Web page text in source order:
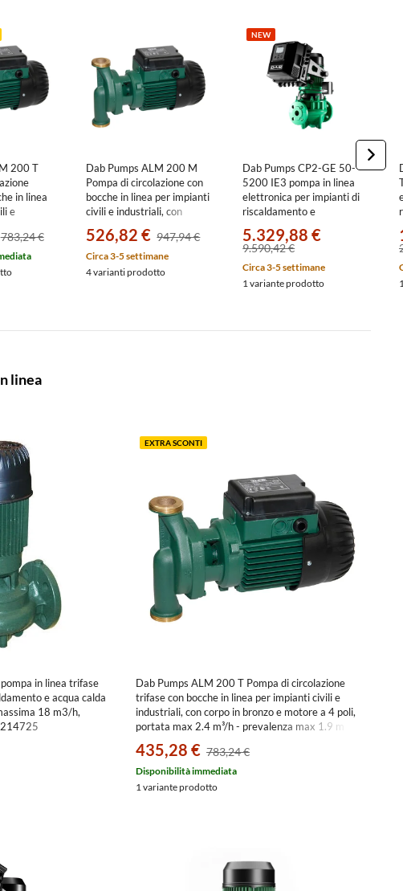
200 T
in linea
e
a 4 poli,
m³/h -
m
783,24 €
Dab Pumps ALM 200 M
Pompa di circolazione con
bocche in linea per impianti
civili e industriali, con
4 poli, portata max 2.4
m³/h - prevalenza max 1.9
m 60214693
526,82 € 947,94 €
Circa 3-5 settimane
4 varianti prodotto
NEW
Dab Pumps CP2-GE 50-
5200 IE3 pompa in linea
elettronica per impianti di
riscaldamento e
commerciali e residenziali,
portata massima 70 m3/h
- prevalenza massima
53.2 m 60217569
5.329,88 €
9.590,42 €
Circa 3-5 settimane
1 variante prodotto
linea
in linea trifase
e acqua calda
18 m3/h,
EXTRA SCONTI
Dab Pumps ALM 200 T Pompa di circolazione
trifase con bocche in linea per impianti civili e
industriali, con corpo in bronzo e motore a 4 poli,
portata max 2.4 m³/h - prevalenza max 1.9 m
435,28 € 783,24 €
Disponibilità immediata
1 variante prodotto